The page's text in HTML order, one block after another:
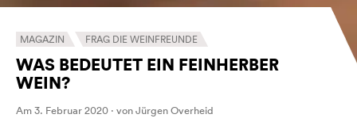
MAGAZIN FRAG DIE WEINFREUNDE
WAS BEDEUTET EIN FEINHERBER
WEIN?
Am 3. Februar 2020 · von Jürgen Overheid